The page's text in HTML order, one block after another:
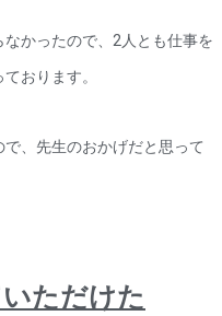
かったので、2人とも仕事を
おります。
、先生のおかげだと思って
ただけた